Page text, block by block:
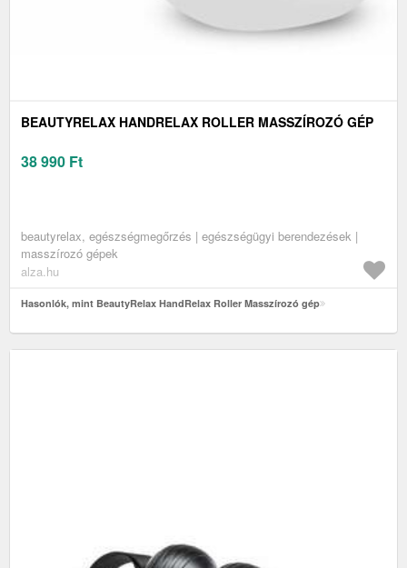
BEAUTYRELAX HANDRELAX ROLLER MASSZÍROZÓ GÉP
38 990 Ft
beautyrelax, egészségmegőrzés | egészségügyi berendezések |
masszírozó gépek
alza.hu
Hasonlók, mint BeautyRelax HandRelax Roller Masszírozó gép